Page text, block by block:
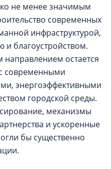
не менее значимым
современных
инфраструктурой,
и благоустройством.
остается
современными
энергоэффективными
городской среды.
механизмы
и ускоренные
бы существенно